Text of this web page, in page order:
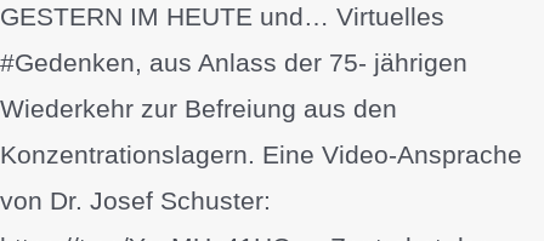
GESTERN IM HEUTE und… Virtuelles
#Gedenken, aus Anlass der 75- jährigen
Wiederkehr zur Befreiung aus den
Konzentrationslagern. Eine Video-Ansprache
von Dr. Josef Schuster: